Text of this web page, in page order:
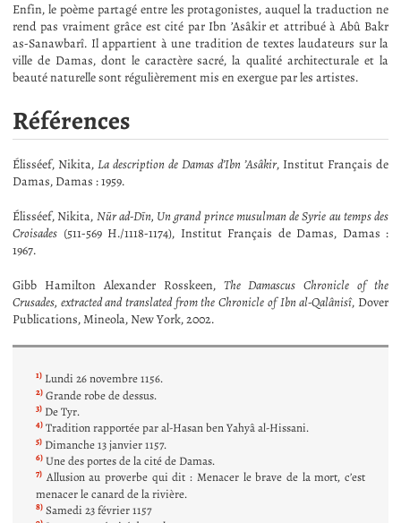
Enfin, le poème partagé entre les protagonistes, auquel la traduction ne
rend pas vraiment grâce est cité par Ibn ’Asâkir et attribué à Abû Bakr
as-Sanawbarî. Il appartient à une tradition de textes laudateurs sur la
ville de Damas, dont le caractère sacré, la qualité architecturale et la
beauté naturelle sont régulièrement mis en exergue par les artistes.
Références
Élisséef, Nikita, La description de Damas d’Ibn ’Asâkir, Institut Français de
Damas, Damas : 1959.
Élisséef, Nikita, Nūr ad-Dīn, Un grand prince musulman de Syrie au temps des
Croisades (511-569 H./1118-1174), Institut Français de Damas, Damas :
1967.
Gibb Hamilton Alexander Rosskeen, The Damascus Chronicle of the
Crusades, extracted and translated from the Chronicle of Ibn al-Qalânisî, Dover
Publications, Mineola, New York, 2002.
1) Lundi 26 novembre 1156.
2) Grande robe de dessus.
3) De Tyr.
4) Tradition rapportée par al-Hasan ben Yahyâ al-Hissani.
5) Dimanche 13 janvier 1157.
6) Une des portes de la cité de Damas.
7) Allusion au proverbe qui dit : Menacer le brave de la mort, c’est
menacer le canard de la rivière.
8) Samedi 23 février 1157